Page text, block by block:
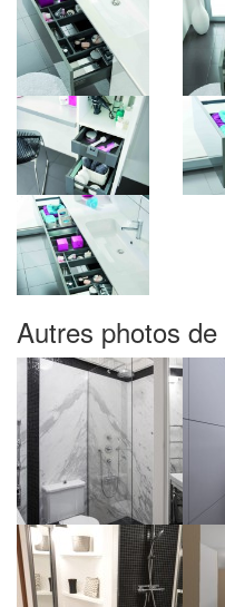
Autres photos de